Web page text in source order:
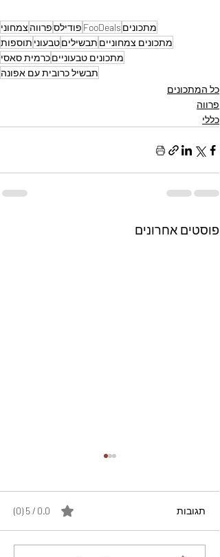
מתכונים FooDeals פודילספרווה צמחוני
מתכונים צמחוניים תבשיליםטבעוני תוספות
מתכונים טבעונייםכרמית סאסי
תבשיל כרובית עם אפונה
כל המתכונים
פרווה
כללי
פוסטים אחרונים
תגובות 0.0 / 5 ‏(0)